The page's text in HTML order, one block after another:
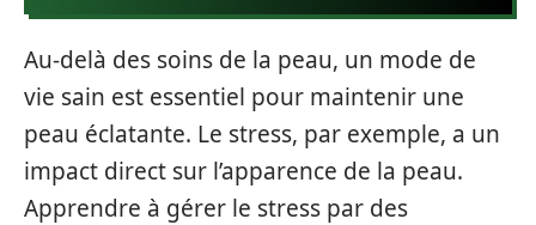
Au-delà des soins de la peau, un mode de
vie sain est essentiel pour maintenir une
peau éclatante. Le stress, par exemple, a un
impact direct sur l’apparence de la peau.
Apprendre à gérer le stress par des